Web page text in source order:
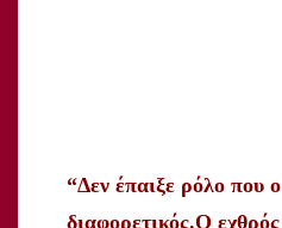
“Δεν έπαιξε ρόλο που ο
διαφορετικός.Ο εχθρός